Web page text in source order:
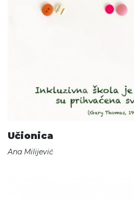
Učionica
Ana Milijević